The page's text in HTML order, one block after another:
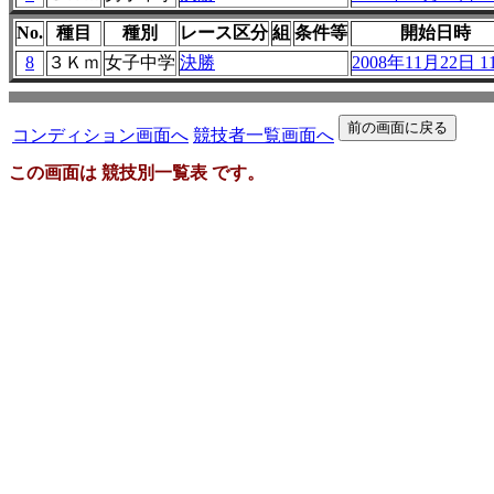
No. 種目 種別 レース区分 組 条件等 開始日時
8
３Ｋｍ 女子中学 決勝 2008年11月22日
コンディション画面へ 競技者一覧画面へ
この画面は 競技別一覧表 です。